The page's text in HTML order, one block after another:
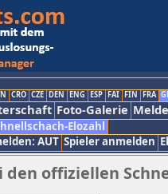
CRO CZE DEN ENG ESP FAI FIN FRA
Foto-Galerie
Elozahl
AUT Spieler anmelden
offiziellen